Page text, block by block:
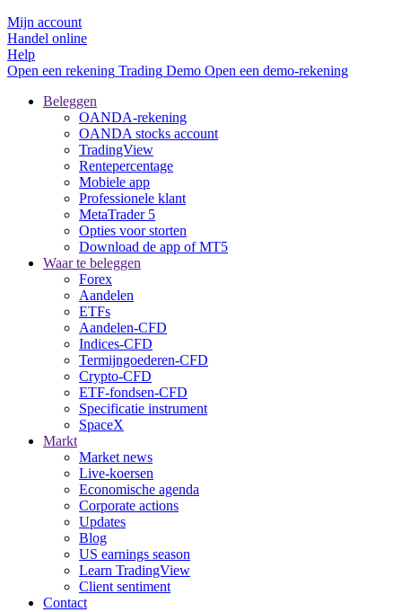
Mijn account
Handel online
Help
Open een rekening Trading Demo Open een demo-rekening
Beleggen
OANDA-rekening
OANDA stocks account
TradingView
Rentepercentage
Mobiele app
Professionele klant
MetaTrader 5
Opties voor storten
Download de app of MT5
Waar te beleggen
Forex
Aandelen
ETFs
Aandelen-CFD
Indices-CFD
Termijngoederen-CFD
Crypto-CFD
ETF-fondsen-CFD
Specificatie instrument
SpaceX
Markt
Market news
Live-koersen
Economische agenda
Corporate actions
Updates
Blog
US earnings season
Learn TradingView
Client sentiment
Contact